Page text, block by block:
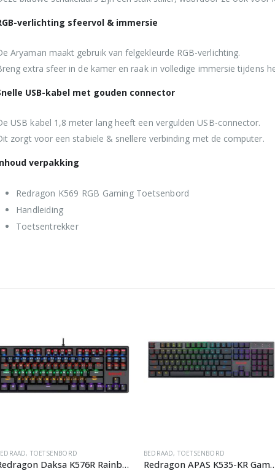
verlichting sfeervol & immersie
Aryaman maakt gebruik van felgekleurde RGB-verlichting.
extra sfeer in de kamer en raak in volledige immersie tijdens
USB-kabel met gouden connector
USB kabel 1,8 meter lang heeft een vergulden USB-connector.
zorgt voor een stabiele & snellere verbinding met de computer.
verpakking
Redragon K569 RGB Gaming Toetsenbord
Handleiding
Toetsentrekker
, TOETSENBORD
Redragon Daksa K576R Rainbow Gaming Toetsenbord
BEDRAAD, TOETSENBORD
Redragon APAS K535-